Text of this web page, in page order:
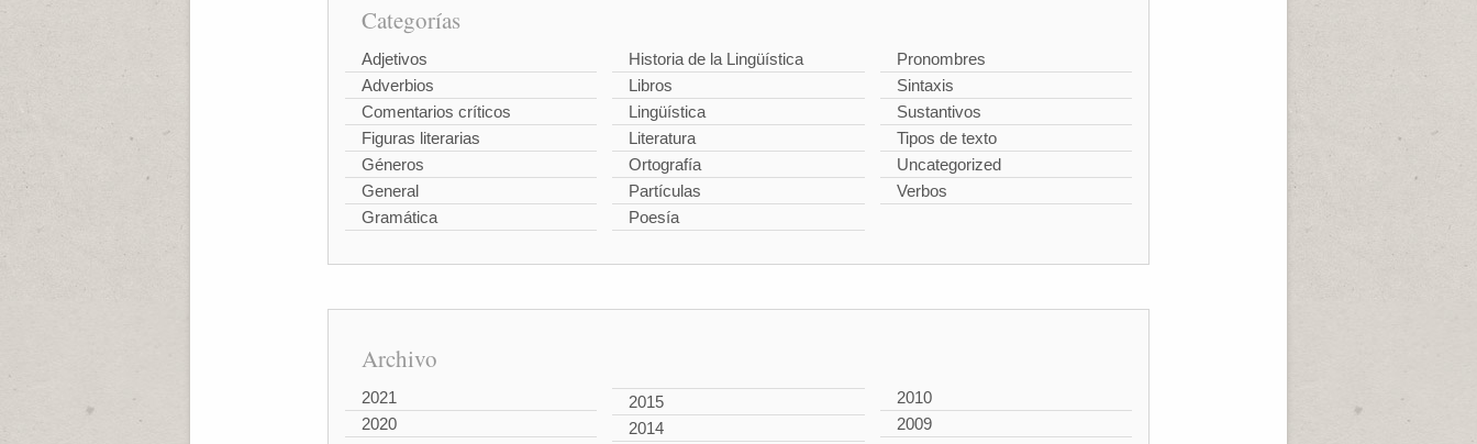
Categorías
Adjetivos
Adverbios
Comentarios críticos
Figuras literarias
Géneros
General
Gramática
Historia de la Lingüística
Libros
Lingüística
Literatura
Ortografía
Partículas
Poesía
Pronombres
Sintaxis
Sustantivos
Tipos de texto
Uncategorized
Verbos
Archivo
2021
2020
2015
2014
2010
2009